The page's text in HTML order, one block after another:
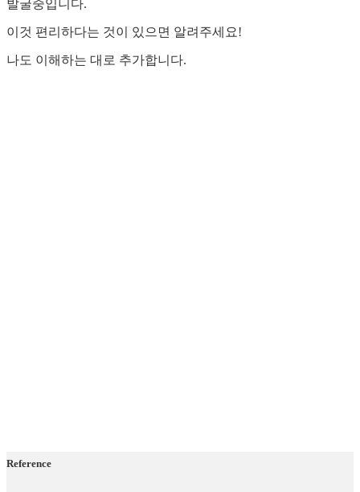
발굴중입니다.
이것 편리하다는 것이 있으면 알려주세요!
나도 이해하는 대로 추가합니다.
Reference